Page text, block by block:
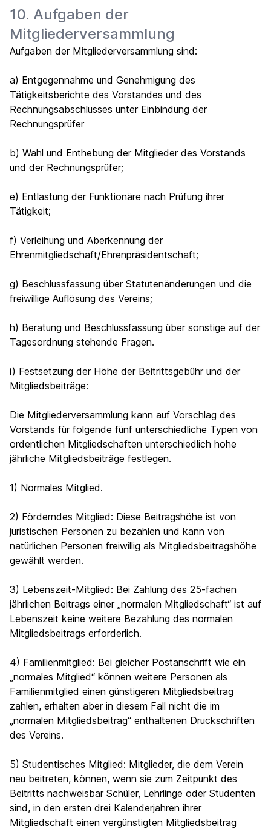
10. Aufgaben der
Mitgliederversammlung
Aufgaben der Mitgliederversammlung sind:
a) Entgegennahme und Genehmigung des
Tätigkeitsberichte des Vorstandes und des
Rechnungsabschlusses unter Einbindung der
Rechnungsprüfer
b) Wahl und Enthebung der Mitglieder des Vorstands
und der Rechnungsprüfer;
e) Entlastung der Funktionäre nach Prüfung ihrer
Tätigkeit;
f) Verleihung und Aberkennung der
Ehrenmitgliedschaft/Ehrenpräsidentschaft;
g) Beschlussfassung über Statutenänderungen und die
freiwillige Auflösung des Vereins;
h) Beratung und Beschlussfassung über sonstige auf der
Tagesordnung stehende Fragen.
i) Festsetzung der Höhe der Beitrittsgebühr und der
Mitgliedsbeiträge:
Die Mitgliederversammlung kann auf Vorschlag des
Vorstands für folgende fünf unterschiedliche Typen von
ordentlichen Mitgliedschaften unterschiedlich hohe
jährliche Mitgliedsbeiträge festlegen.
1) Normales Mitglied.
2) Förderndes Mitglied: Diese Beitragshöhe ist von
juristischen Personen zu bezahlen und kann von
natürlichen Personen freiwillig als Mitgliedsbeitragshöhe
gewählt werden.
3) Lebenszeit-Mitglied: Bei Zahlung des 25-fachen
jährlichen Beitrags einer „normalen Mitgliedschaft“ ist auf
Lebenszeit keine weitere Bezahlung des normalen
Mitgliedsbeitrags erforderlich.
4) Familienmitglied: Bei gleicher Postanschrift wie ein
„normales Mitglied“ können weitere Personen als
Familienmitglied einen günstigeren Mitgliedsbeitrag
zahlen, erhalten aber in diesem Fall nicht die im
„normalen Mitgliedsbeitrag“ enthaltenen Druckschriften
des Vereins.
5) Studentisches Mitglied: Mitglieder, die dem Verein
neu beitreten, können, wenn sie zum Zeitpunkt des
Beitritts nachweisbar Schüler, Lehrlinge oder Studenten
sind, in den ersten drei Kalenderjahren ihrer
Mitgliedschaft einen vergünstigten Mitgliedsbeitrag